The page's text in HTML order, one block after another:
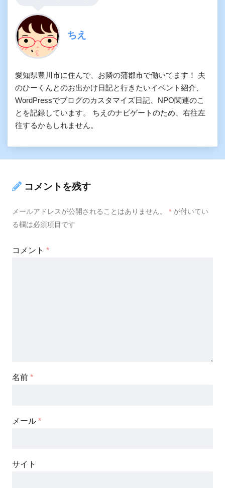
ちえ
愛知県豊川市に住んで、お隣の蒲郡市で働いてます！ 夫
のひーくんとのお出かけ日記と行きたいイベント紹介、
WordPressでブログのカスタマイズ日記、NPO関連のこ
とを記録しています。 ちえのナビゲートのため、右往左
往するかもしれません。
コメントを残す
メールアドレスが公開されることはありません。 * が付いてい
る欄は必須項目です
コメント *
名前 *
メール *
サイト